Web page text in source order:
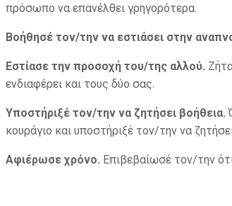
πρόσωπο να επανέλθει γρηγορότερα.
Βοήθησέ τον/την να εστιάσει στην
Εστίασε την προσοχή του/της αλλού.
ενδιαφέρει και τους δύο σας.
Υποστήριξέ τον/την να ζητήσει βοήθεια.
κουράγιο και υποστήριξέ τον/την να
Αφιέρωσε χρόνο. Επιβεβαίωσέ τον/την